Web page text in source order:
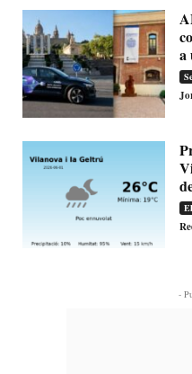
a
-